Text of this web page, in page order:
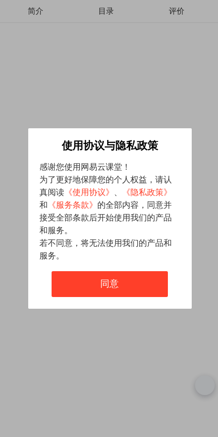
简介 目录 评价
使用协议与隐私政策
感谢您使用网易云课堂！
为了更好地保障您的个人权益，请认
真阅读 《使用协议》 、
《隐私政策》
和 《服务条款》 的全部内容，同意并
接受全部条款后开始使用我们的产品
和服务。
若不同意，将无法使用我们的产品和
服务。
同意